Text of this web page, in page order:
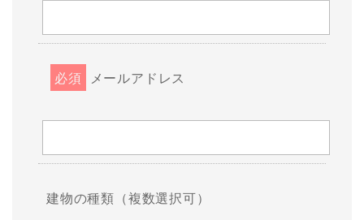
必須 メールアドレス
建物の種類（複数選択可）